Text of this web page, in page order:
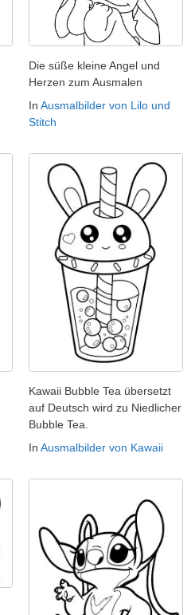
Die süße kleine Angel und
Herzen zum Ausmalen
In Ausmalbilder von Lilo und
Stitch
Kawaii Bubble Tea übersetzt
auf Deutsch wird zu Niedlicher
Bubble Tea.
In Ausmalbilder von Kawaii